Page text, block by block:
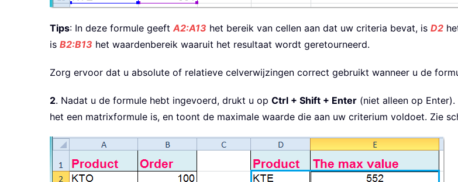
Tips: In deze formule geeft A2:A13 het bereik van cellen aan dat uw criteria bevat, is D2
is B2:B13 het waardenbereik waaruit het resultaat wordt geretourneerd.
Zorg ervoor dat u absolute of relatieve celverwijzingen correct gebruikt wanneer u de
2. Nadat u de formule hebt ingevoerd, drukt u op Ctrl + Shift + Enter (niet alleen op
het een matrixformule is, en toont de maximale waarde die aan uw criterium voldoet. Zie